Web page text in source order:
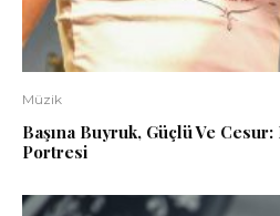
Müzik
Başına Buyruk, Güçlü Ve
Portresi